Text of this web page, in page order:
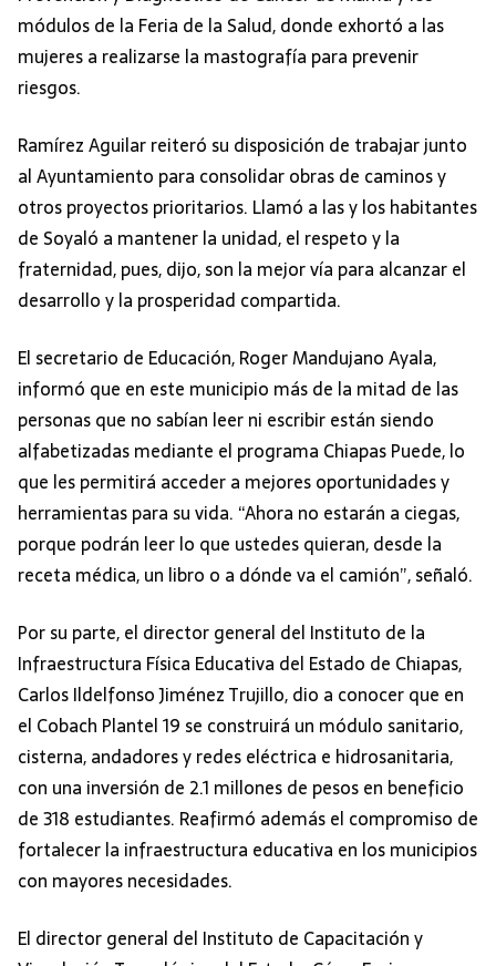
módulos de la Feria de la Salud, donde exhortó a las
mujeres a realizarse la mastografía para prevenir
riesgos.
Ramírez Aguilar reiteró su disposición de trabajar junto
al Ayuntamiento para consolidar obras de caminos y
otros proyectos prioritarios. Llamó a las y los habitantes
de Soyaló a mantener la unidad, el respeto y la
fraternidad, pues, dijo, son la mejor vía para alcanzar el
desarrollo y la prosperidad compartida.
El secretario de Educación, Roger Mandujano Ayala,
informó que en este municipio más de la mitad de las
personas que no sabían leer ni escribir están siendo
alfabetizadas mediante el programa Chiapas Puede, lo
que les permitirá acceder a mejores oportunidades y
herramientas para su vida. “Ahora no estarán a ciegas,
porque podrán leer lo que ustedes quieran, desde la
receta médica, un libro o a dónde va el camión”, señaló.
Por su parte, el director general del Instituto de la
Infraestructura Física Educativa del Estado de Chiapas,
Carlos Ildelfonso Jiménez Trujillo, dio a conocer que en
el Cobach Plantel 19 se construirá un módulo sanitario,
cisterna, andadores y redes eléctrica e hidrosanitaria,
con una inversión de 2.1 millones de pesos en beneficio
de 318 estudiantes. Reafirmó además el compromiso de
fortalecer la infraestructura educativa en los municipios
con mayores necesidades.
El director general del Instituto de Capacitación y